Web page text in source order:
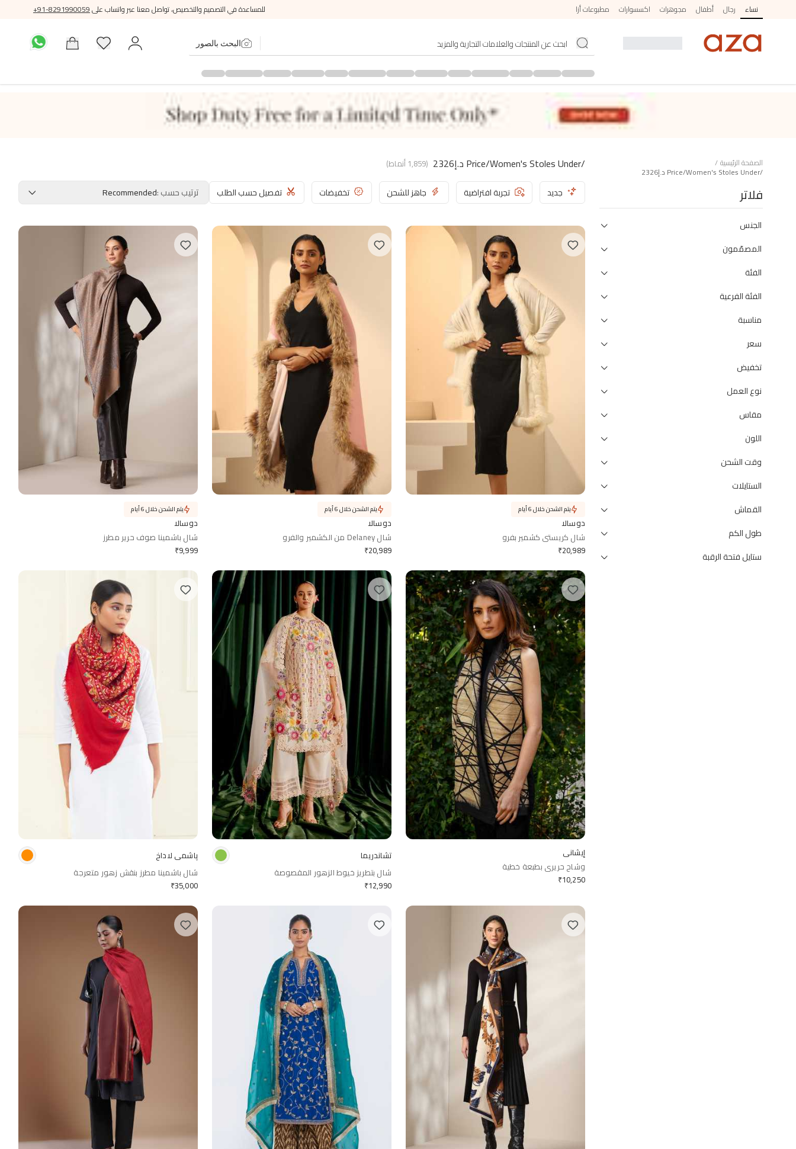
نساء رجال أطفال مجوهرات اكسسوارات مطبوعات أزا للمساعدة في التصميم والتخصيص، تواصل معنا عبر واتساب على+91-8291990059
البحث بالصور
الصفحة الرئيسية/
/price/women's Stoles Under د.إ2326
فلاتر
الجنس
المصمّمون
الفئة
الفئة الفرعية
مناسبة
سعر
تخفيض
نوع العمل
مقاس
اللون
وقت الشحن
الستايلات
القماش
طول الكم
ستايل فتحة الرقبة
/price/women's Stoles Under د.إ2326 (
1,859أنماط)
جديد تجربة افتراضية جاهز للشحن تخفيضات تفصيل حسب الطلب ترتيب حسب:
Recommended
دوسالا
شال كريستي كشمير بفرو
₹20,989
يتم الشحن خلال 6 أيام
دوسالا
شال Delaney من الكشمير والفرو
₹20,989
يتم الشحن خلال 6 أيام
دوسالا
شال باشمينا صوف حرير مطرز
₹9,999
يتم الشحن خلال 6 أيام
إيشاني
وشاح حريري بطبعة خطية
₹10,250
تشاندريما
شال بتطريز خيوط الزهور المقصوصة
₹12,990
پاشمي لاداخ
شال باشمينا مطرز بنقش زهور متعرجة
₹35,000